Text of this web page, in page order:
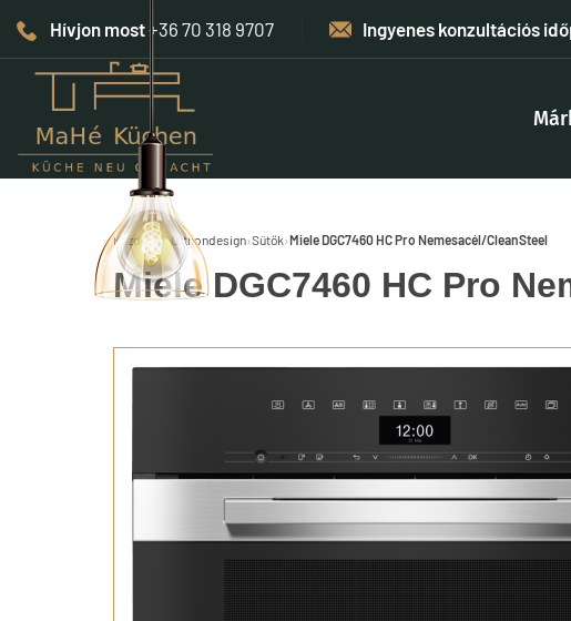
Hívjon most+36 70 318 9707 Ingyenes konzultációs
Kezdőlap›Otthondesign›Sütők›Miele DGC7460 HC Pro Nemesacél/CleanSteel
Miele DGC7460 HC Pro